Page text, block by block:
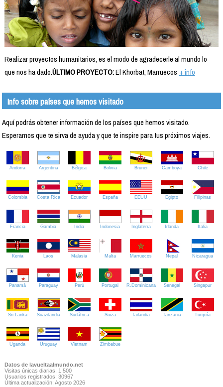
Realizar proyectos humanitarios, es el modo de agradecerle al mundo lo
que nos ha dado.ÚLTIMO PROYECTO:El Khorbat, Marruecos + info
Info sobre países que hemos visitado
Aquí podrás obtener información de los países que hemos visitado.
Esperamos que te sirva de ayuda y que te inspire para tus próximos viajes.
Andorra Argentina Bélgica Bolivia Brunei Camboya Chile
Colombia Costa Rica Ecuador España EEUU Egipto Filipinas
Francia Gambia India Indonesia Inglaterra Irlanda Italia
Kenia Laos Malasia Malta Marruecos Nepal Nicaragua
Panamá Paraguay Perú Portugal R.Dominicana Senegal Singapur
Sri Lanka Suazilandia Sudáfrica Suiza Tailandia Tanzania Turquía
Uganda Uruguay Vietnam Zimbabue
Datos de lavueltaalmundo.net
Visitas únicas diarias: 1.500
Usuarios registrados: 30967
Última actualización: Agosto 2026